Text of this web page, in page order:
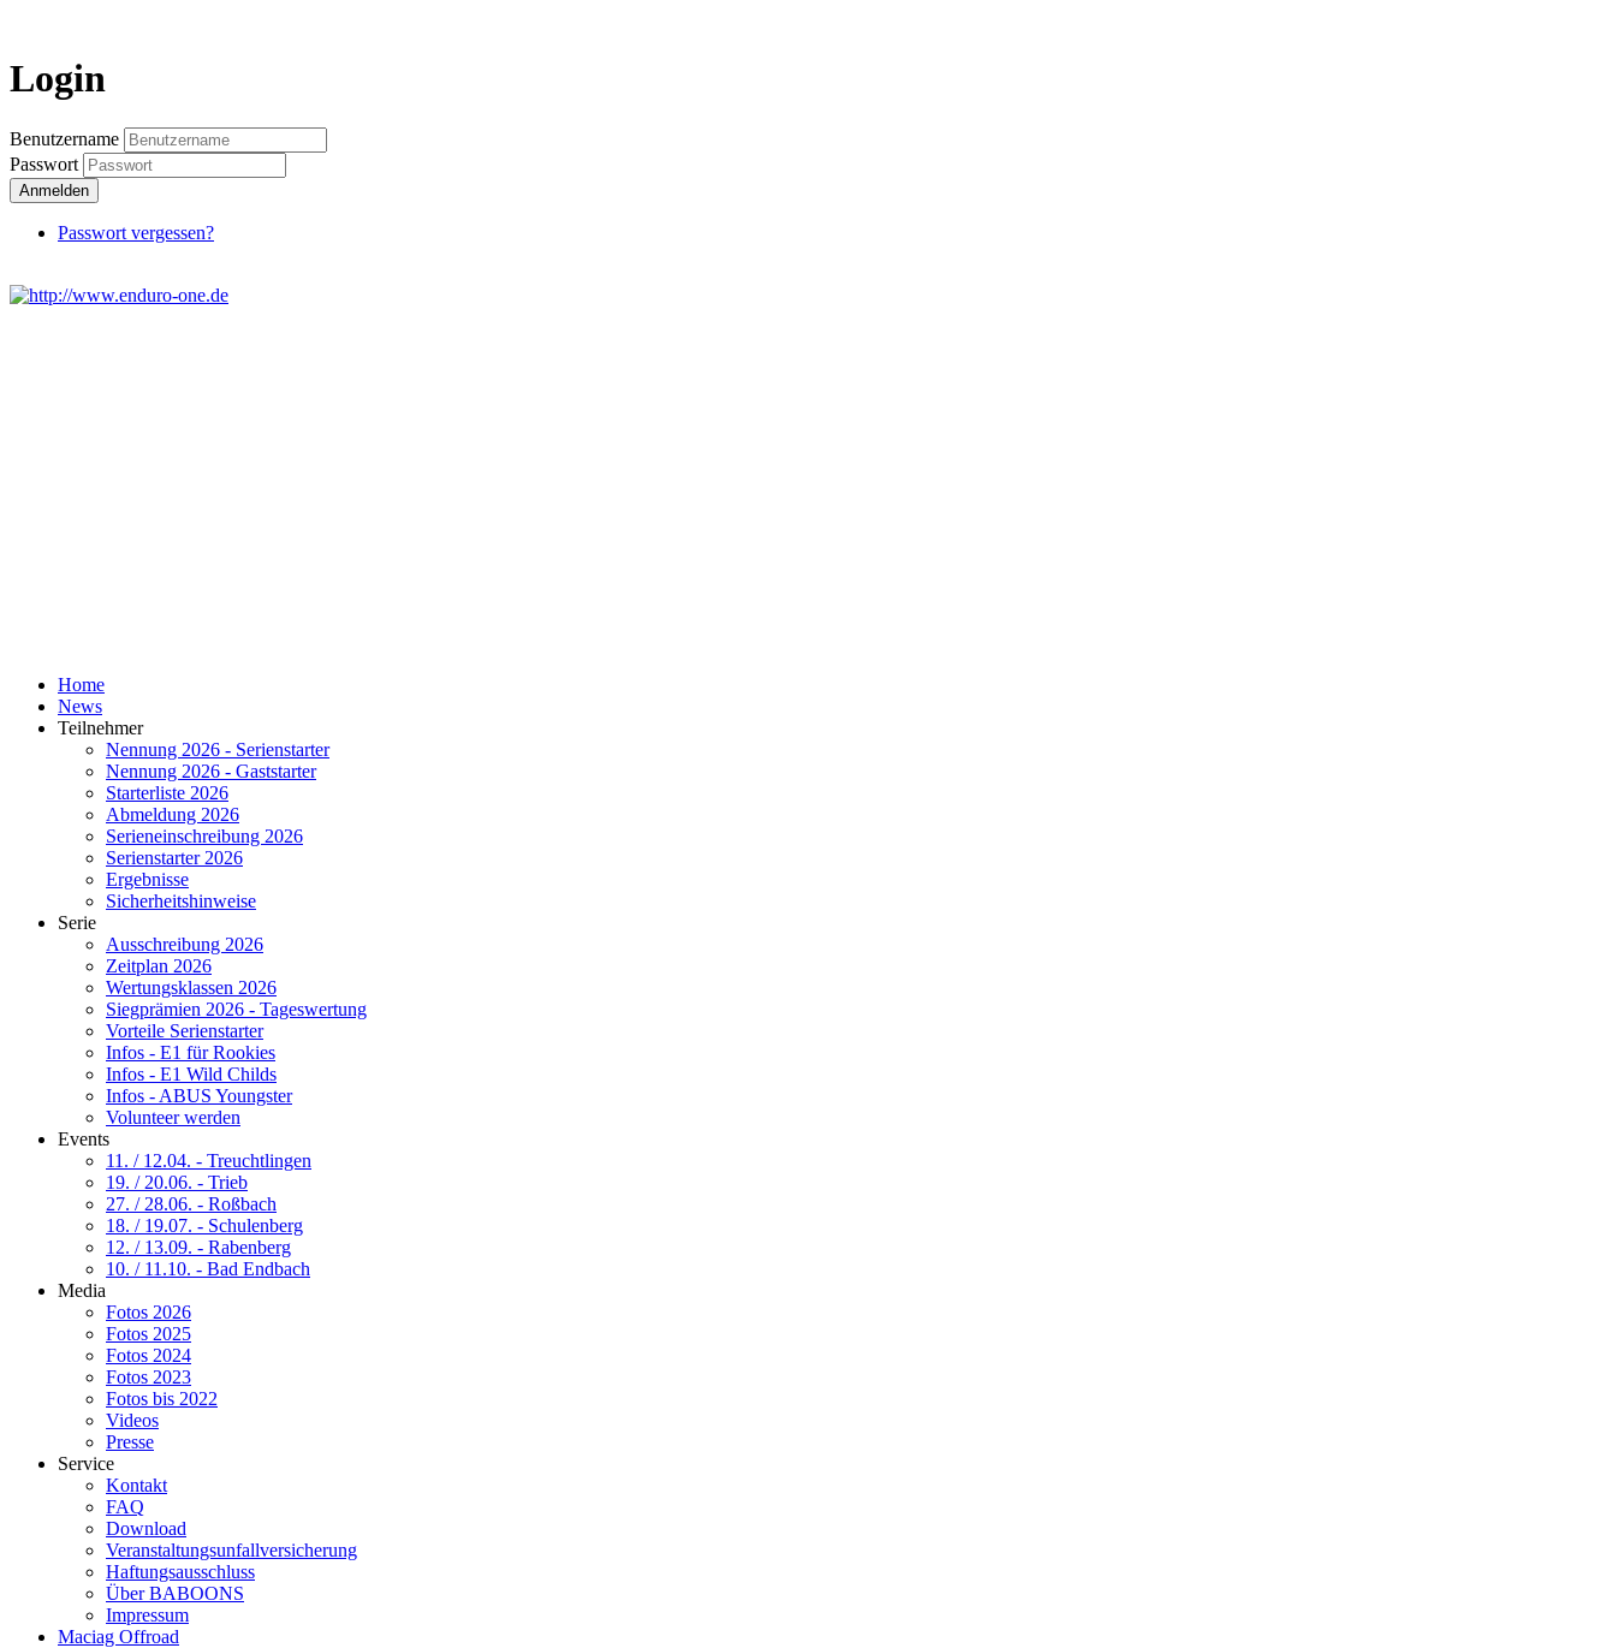
Login
Benutzername
Passwort
Anmelden
Passwort vergessen?
Home
News
Teilnehmer
Nennung 2026 - Serienstarter
Nennung 2026 - Gaststarter
Starterliste 2026
Abmeldung 2026
Serieneinschreibung 2026
Serienstarter 2026
Ergebnisse
Sicherheitshinweise
Serie
Ausschreibung 2026
Zeitplan 2026
Wertungsklassen 2026
Siegprämien 2026 - Tageswertung
Vorteile Serienstarter
Infos - E1 für Rookies
Infos - E1 Wild Childs
Infos - ABUS Youngster
Volunteer werden
Events
11. / 12.04. - Treuchtlingen
19. / 20.06. - Trieb
27. / 28.06. - Roßbach
18. / 19.07. - Schulenberg
12. / 13.09. - Rabenberg
10. / 11.10. - Bad Endbach
Media
Fotos 2026
Fotos 2025
Fotos 2024
Fotos 2023
Fotos bis 2022
Videos
Presse
Service
Kontakt
FAQ
Download
Veranstaltungsunfallversicherung
Haftungsausschluss
Über BABOONS
Impressum
Maciag Offroad